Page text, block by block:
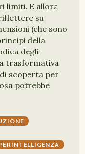
limiti. E allora
su
(che sono
della
degli
trasformativa
scoperta per
potrebbe